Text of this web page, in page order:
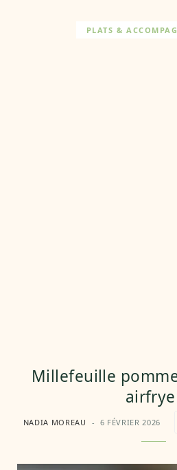
PLATS &
Millefeuille
NADIA MOREAU 6 FÉVRIER 2026